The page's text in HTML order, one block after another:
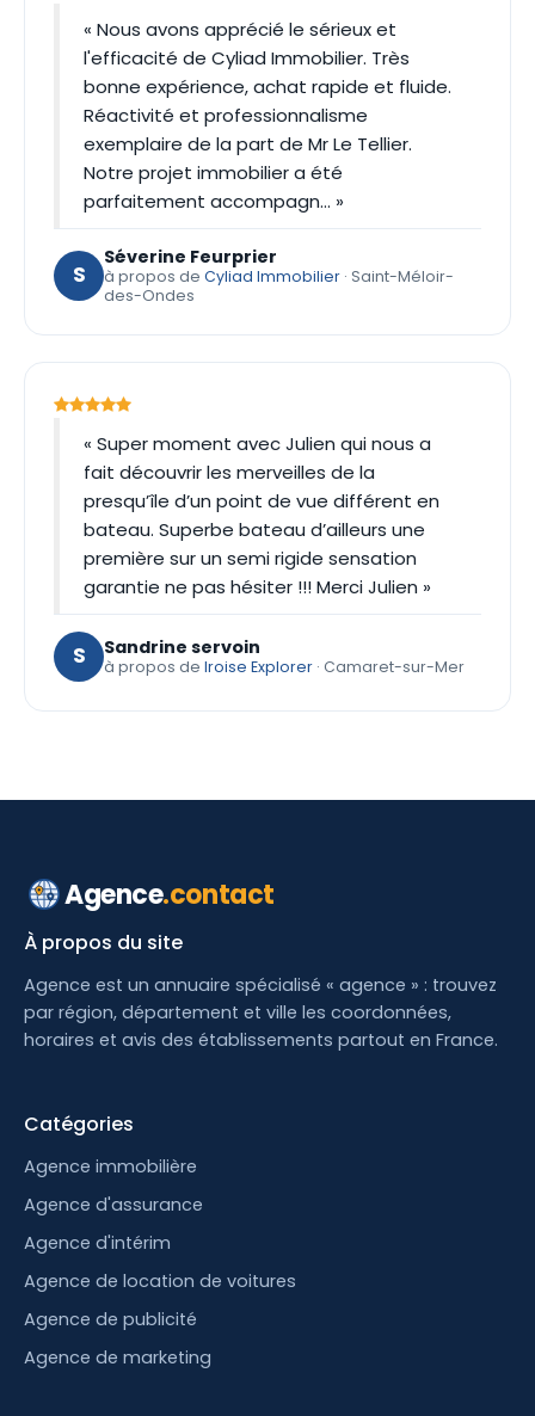
« Nous avons apprécié le sérieux et
l'efficacité de Cyliad Immobilier. Très
bonne expérience, achat rapide et fluide.
Réactivité et professionnalisme
exemplaire de la part de Mr Le Tellier.
Notre projet immobilier a été
parfaitement accompagn… »
S
Séverine Feurprier
à propos de Cyliad Immobilier · Saint-Méloir-
des-Ondes
« Super moment avec Julien qui nous a
fait découvrir les merveilles de la
presqu’île d’un point de vue différent en
bateau. Superbe bateau d’ailleurs une
première sur un semi rigide sensation
garantie ne pas hésiter !!! Merci Julien »
S Sandrine servoin
à propos de Iroise Explorer · Camaret-sur-Mer
Agence.contact
À propos du site
Agence est un annuaire spécialisé « agence » : trouvez
par région, département et ville les coordonnées,
horaires et avis des établissements partout en France.
Catégories
Agence immobilière
Agence d'assurance
Agence d'intérim
Agence de location de voitures
Agence de publicité
Agence de marketing